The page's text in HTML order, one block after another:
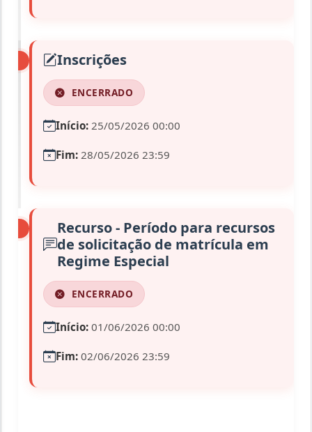
Inscrições
ENCERRADO
Início: 25/05/2026 00:00
Fim: 28/05/2026 23:59
Recurso - Período para recursos
de solicitação de matrícula em
Regime Especial
ENCERRADO
Início: 01/06/2026 00:00
Fim: 02/06/2026 23:59